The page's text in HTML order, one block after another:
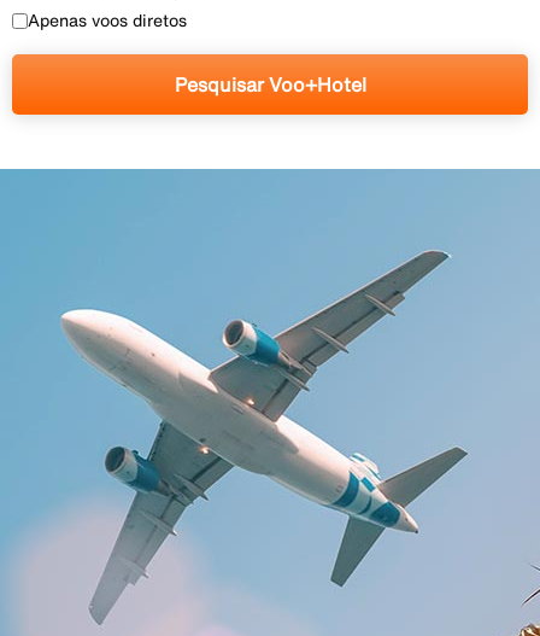
Apenas voos diretos
Pesquisar Voo+Hotel